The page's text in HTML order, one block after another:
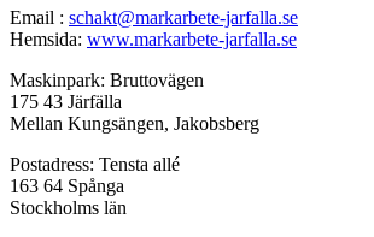
Email : schakt@markarbete-jarfalla.se
Hemsida: www.markarbete-jarfalla.se
Maskinpark: Bruttovägen
175 43 Järfälla
Mellan Kungsängen, Jakobsberg
Postadress: Tensta allé
163 64 Spånga
Stockholms län